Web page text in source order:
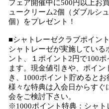
フェア開催中に500円以上お
ュークリーム2個（ダブルシ
個）をプレゼント！
■シャトレーゼクラブポイン
シャトレーゼが実施している
ント、１ポイント2円で100
ます。現金値引きや、ポイ
き、1000ポイント貯めるとお
様々な特典は入会日からすぐ
会をご検討下さい。
※1000ポイント特典：シャト